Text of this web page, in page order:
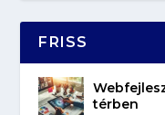
FRISS
térben